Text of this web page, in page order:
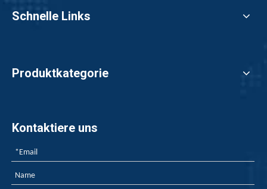
Schnelle Links
Produktkategorie
Kontaktiere uns